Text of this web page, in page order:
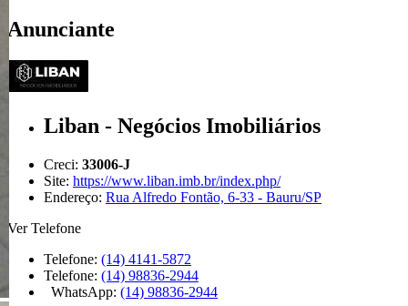
Anunciante
Liban - Negócios Imobiliários
Creci: 33006-J
Site: https://www.liban.imb.br/index.php/
Endereço: Rua Alfredo Fontão, 6-33 - Bauru/SP
Ver Telefone
Telefone: (14) 4141-5872
Telefone: (14) 98836-2944
WhatsApp: (14) 98836-2944